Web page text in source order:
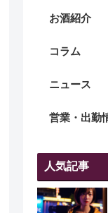
お酒紹介
コラム
ニュース
営業・出勤
人気記事